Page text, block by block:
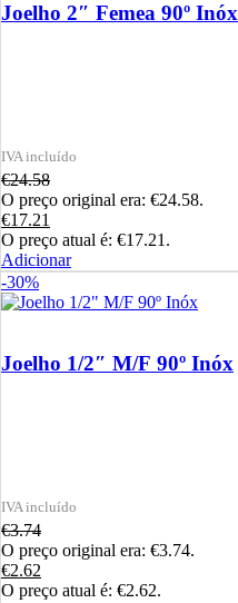
Joelho 2″ Femea 90º Inóx
€24.58
O preço original era: €24.58.
€17.21
O preço atual é: €17.21.
Adicionar
-30%
Joelho 1/2″ M/F 90º Inóx
€3.74
O preço original era: €3.74.
€2.62
O preço atual é: €2.62.